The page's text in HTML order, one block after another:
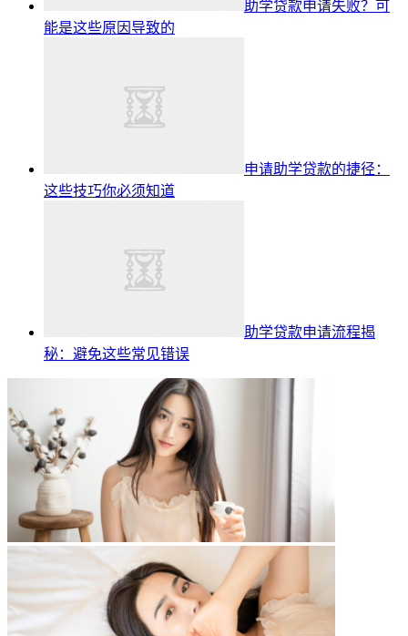
助学贷款申请失败？可
能是这些原因导致的
申请助学贷款的捷径：
这些技巧你必须知道
助学贷款申请流程揭
秘：避免这些常见错误